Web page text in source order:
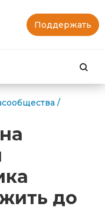
Поддержать
/
до